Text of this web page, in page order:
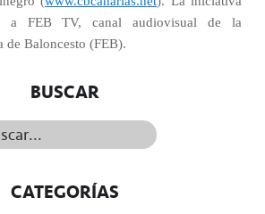
a FEB TV, canal audiovisual de la
de Baloncesto (FEB).
BUSCAR
CATEGORÍAS